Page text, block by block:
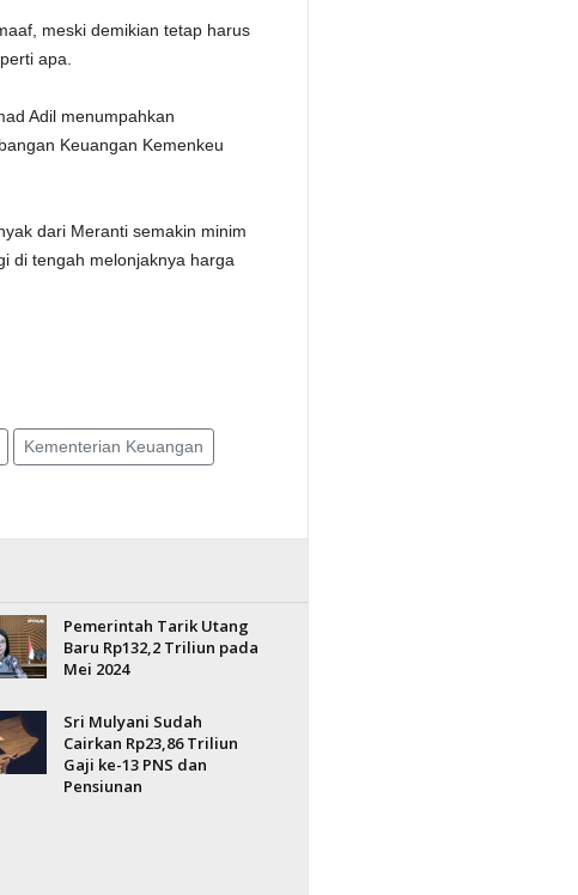
meski demikian tetap harus
apa.
Adil menumpahkan
Keuangan Kemenkeu
dari Meranti semakin minim
di tengah melonjaknya harga
Kementerian Keuangan
Pemerintah Tarik Utang
Baru Rp132,2 Triliun pada
Mei 2024
Sri Mulyani Sudah
Cairkan Rp23,86 Triliun
Gaji ke-13 PNS dan
Pensiunan